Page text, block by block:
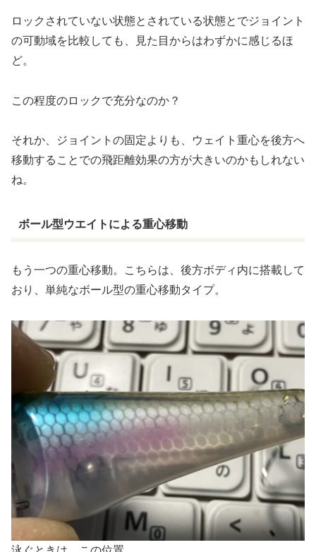
ロックされていない状態とされている状態とでジョイント
の可動域を比較しても、見た目からはわずかに感じるほ
ど。
この程度のロックで充分なのか？
それか、ジョイントの固定よりも、ウェイト重心を後方へ
移動することでの飛距離効果の方が大きいのかもしれない
ね。
ボール型ウエイトによる重心移動
もう一つの重心移動。こちらは、後方ボディ内に搭載して
おり、単純なボール型の重心移動タイプ。